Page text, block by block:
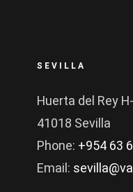
SEVILLA
Huerta del Rey
41018 Sevilla
Phone: +954 63
Email: